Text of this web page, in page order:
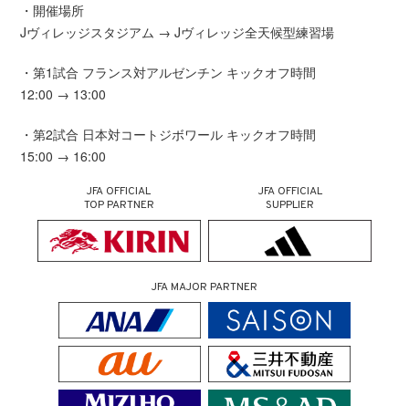
・開催場所
Jヴィレッジスタジアム → Jヴィレッジ全天候型練習場
・第1試合 フランス対アルゼンチン キックオフ時間
12:00 → 13:00
・第2試合 日本対コートジボワール キックオフ時間
15:00 → 16:00
JFA OFFICIAL
TOP PARTNER
JFA OFFICIAL
SUPPLIER
JFA MAJOR PARTNER